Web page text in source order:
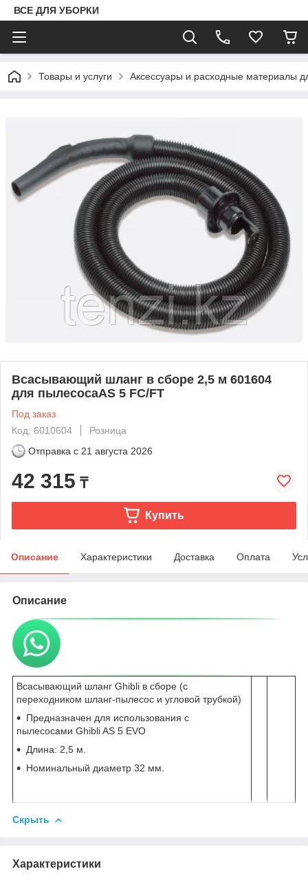
ВСЕ ДЛЯ УБОРКИ
Товары и услуги Аксессуары и расходные материалы
Всасывающий шланг в сборе 2,5 м 601604
для пылесосаAS 5 FC/FT
Под заказ
Код: 6010604
Розница
Отправка с 21 августа 2026
42 315 ₸
Купить
Описание Характеристики Доставка Оплата
Описание
Всасывающий шланг Ghibli в сборе (с
переходником шланг-пылесос и угловой трубкой)
Предназначен для использования с
пылесосами Ghibli AS 5 EVO
Длина: 2,5 м.
Номинальный диаметр 32 мм.
Скрыть
Характеристики